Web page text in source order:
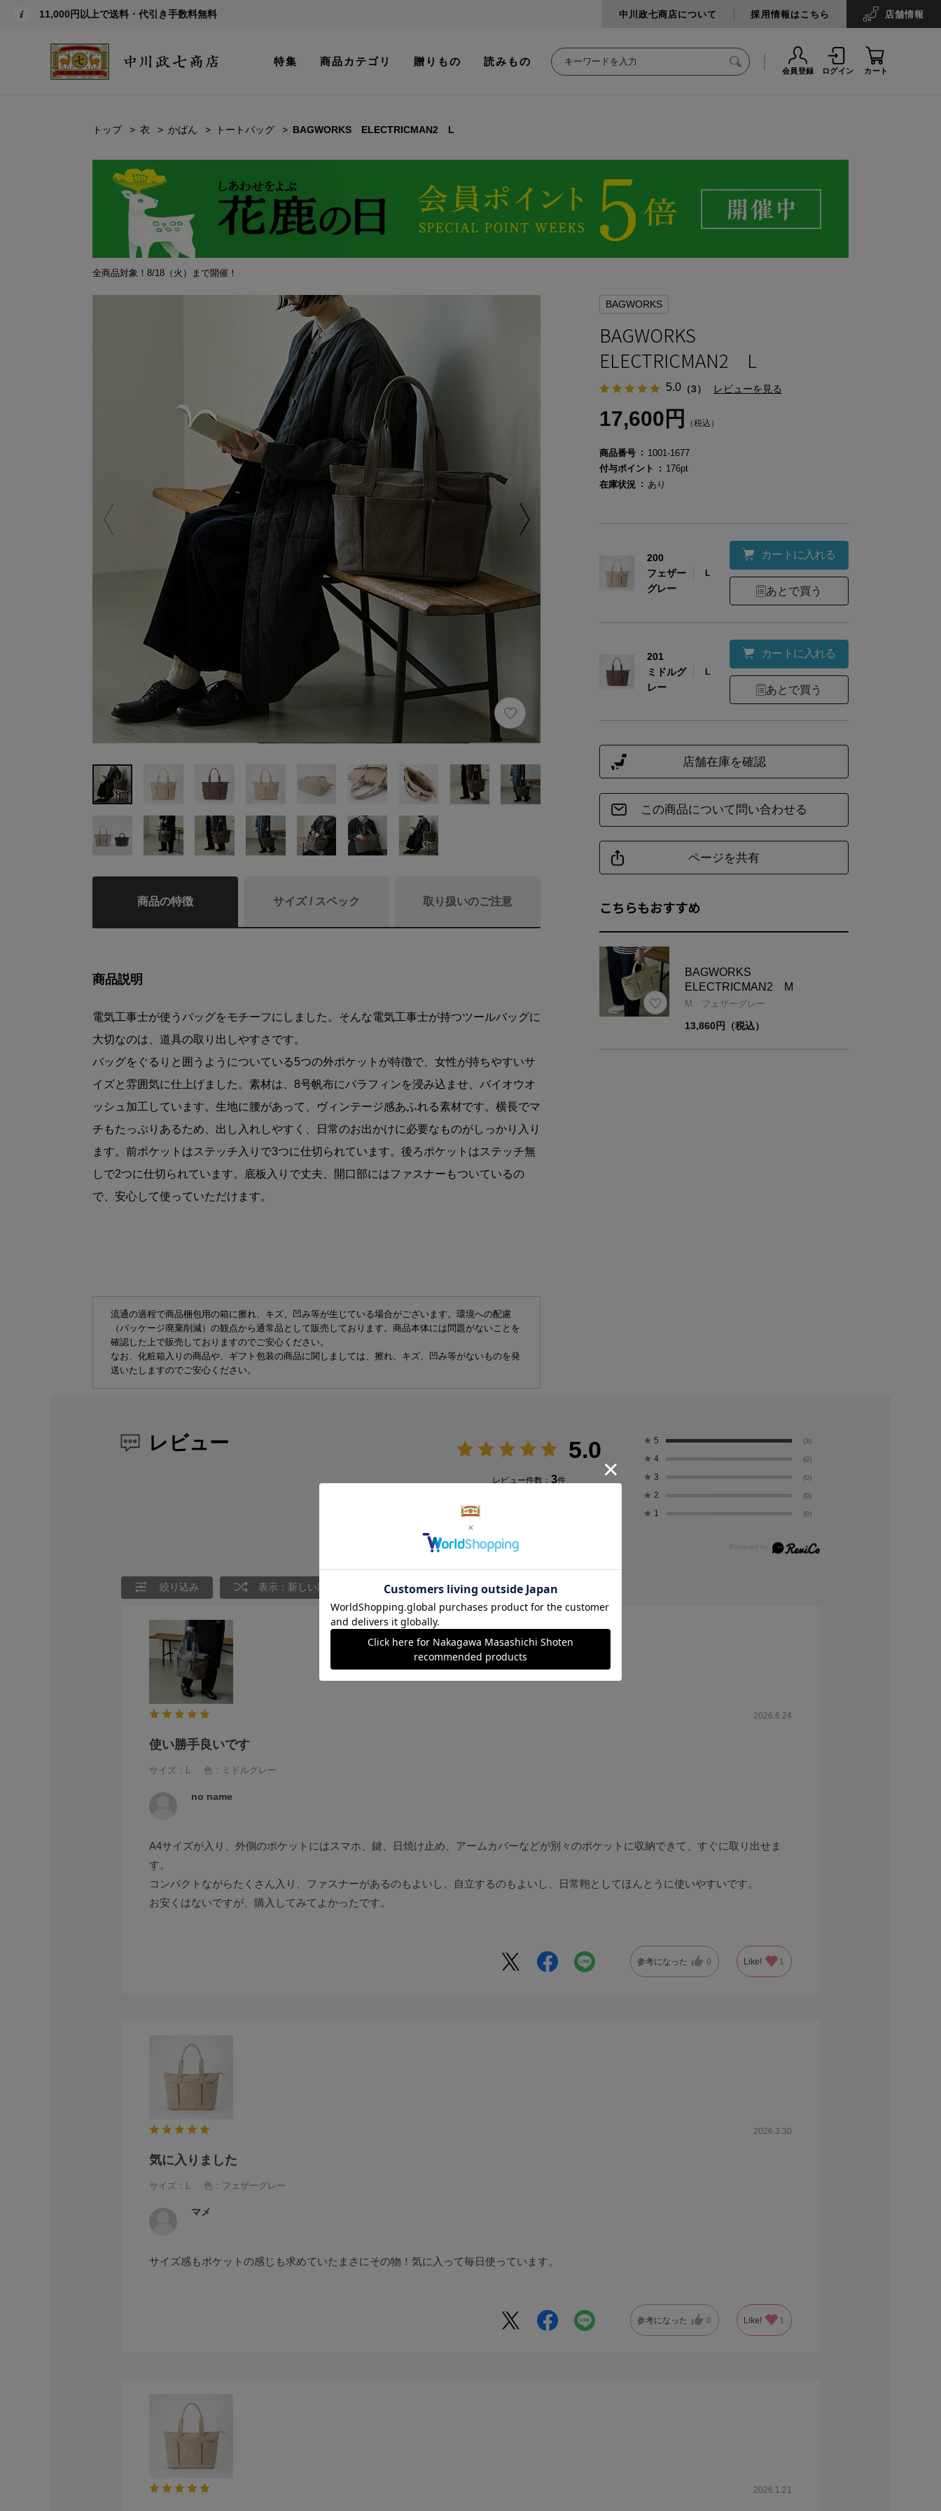
11,000円以上で送料・代引き手数料無料 中川政七商店について 採用情報はこちら 店舗情報
特集 商品カテゴリ 贈りもの 読みもの
会員登録 ログイン カート
トップ 衣 かばん トートバッグ BAGWORKS ELECTRICMAN2 L
全商品対象！8/18（火）まで開催！
商品の特徴 サイズ / スペック 取り扱いのご注意
商品説明
電気工事士が使うバッグをモチーフにしました。そんな電気工事士が持つツールバッグに
大切なのは、道具の取り出しやすさです。
バッグをぐるりと囲うようについている5つの外ポケットが特徴で、女性が持ちやすいサ
イズと雰囲気に仕上げました。素材は、8号帆布にパラフィンを浸み込ませ、バイオウオ
ッシュ加工しています。生地に腰があって、ヴィンテージ感あふれる素材です。横長でマ
チもたっぷりあるため、出し入れしやすく、日常のお出かけに必要なものがしっかり入り
ます。前ポケットはステッチ入りで3つに仕切られています。後ろポケットはステッチ無
しで2つに仕切られています。底板入りで丈夫、開口部にはファスナーもついているの
で、安心して使っていただけます。
商品詳細
素材 綿100％(8号帆布/パラフィンバイオW加工）
重さ 約580g
流通の過程で商品梱包用の箱に擦れ、キズ、凹み等が生じている場合がございます。環境への配慮
（パッケージ廃棄削減）の観点から通常品として販売しております。商品本体には問題がないことを
確認した上で販売しておりますのでご安心ください。
なお、化粧箱入りの商品や、ギフト包装の商品に関しましては、擦れ、キズ、凹み等がないものを発
送いたしますのでご安心ください。
BAGWORKS
BAGWORKS
ELECTRICMAN2 L
5.0 （3） レビューを見る
17,600円 （税込）
商品番号
1001-1677
付与ポイント
176pt
在庫状況
あり
200
フェザー
グレー
L
カートに入れる
あとで買う
201
ミドルグ
レー
L
カートに入れる
あとで買う
こちらもおすすめ
BAGWORKS
ELECTRICMAN2 M
M フェザーグレー
13,860円（税込）
この商品について問い合わせる
ページを共有
店舗在庫を確認
レビュー 5.0
レビュー件数： 3件
★ 5 (3)
★ 4 (0)
★ 3 (0)
★ 2 (0)
★ 1 (0)
絞り込み 表示：新しい順
2026.6.24
使い勝手良いです
サイズ：L 色：ミドルグレー
no name
A4サイズが入り、外側のポケットにはスマホ、鍵、日焼け止め、アームカバーなどが別々のポケットに収納できて、すぐに取り出せま
す。
コンパクトながらたくさん入り、ファスナーがあるのもよいし、自立するのもよいし、日常鞄としてほんとうに使いやすいです。
お安くはないですが、購入してみてよかったです。
参考になった 0 Like! 1
2026.3.30
気に入りました
サイズ：L 色：フェザーグレー
マメ
サイズ感もポケットの感じも求めていたまさにその物！気に入って毎日使っています。
参考になった 0 Like! 1
2026.1.21